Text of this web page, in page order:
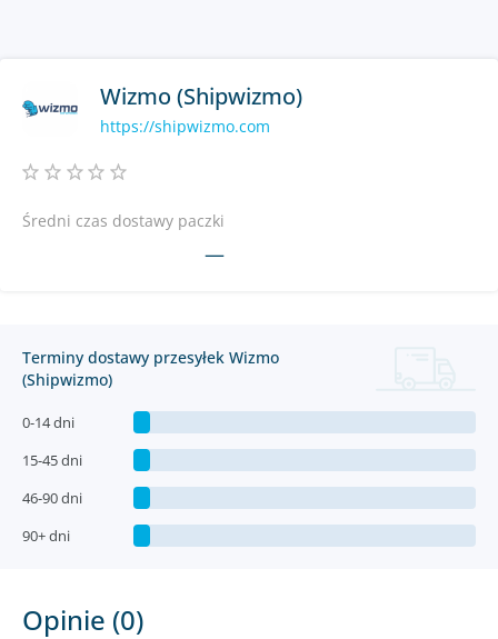
Wizmo (Shipwizmo)
https://shipwizmo.com
Średni czas dostawy paczki
—
Terminy dostawy przesyłek Wizmo
(Shipwizmo)
0-14 dni
15-45 dni
46-90 dni
90+ dni
Opinie (0)